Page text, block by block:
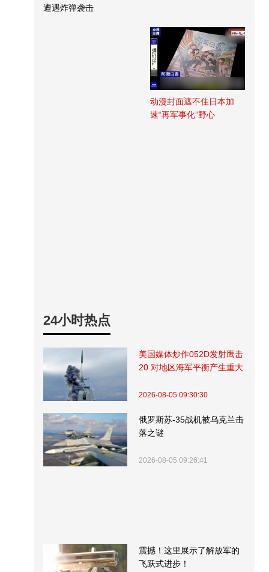
遭遇炸弹袭击
动漫封面遮不住日本加
速“再军事化”野心
24小时热点
美国媒体炒作052D发射鹰击
20 对地区海军平衡产生重大
2026-08-05 09:30:30
俄罗斯苏-35战机被乌克兰击
落之谜
2026-08-05 09:26:41
震撼！这里展示了解放军的
飞跃式进步！